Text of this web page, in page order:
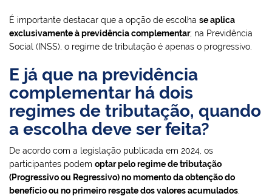
É importante destacar que a opção de escolha se aplica
exclusivamente à previdência complementar; na Previdência
Social (INSS), o regime de tributação é apenas o progressivo.
E já que na previdência
complementar há dois
regimes de tributação, quando
a escolha deve ser feita?
De acordo com a legislação publicada em 2024, os
participantes podem optar pelo regime de tributação
(Progressivo ou Regressivo) no momento da obtenção do
benefício ou no primeiro resgate dos valores acumulados